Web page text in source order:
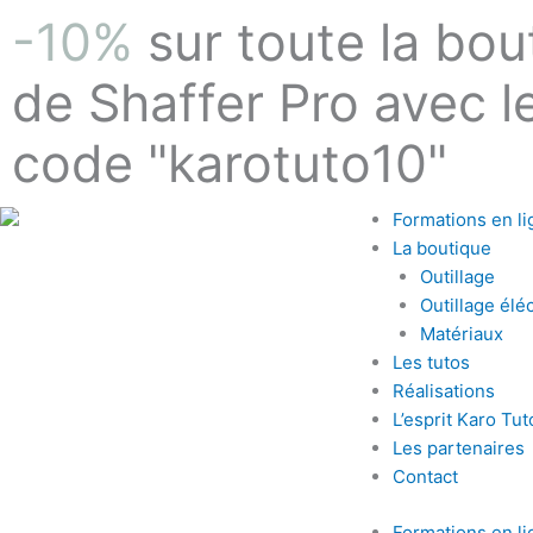
au-10% sur toute la
de Shaffer Pro avec
code "karotuto10"
Formations en
La boutique
Outillage
Outillage
Matériaux
Les tutos
Réalisations
L’esprit Karo
Les partenaires
Contact